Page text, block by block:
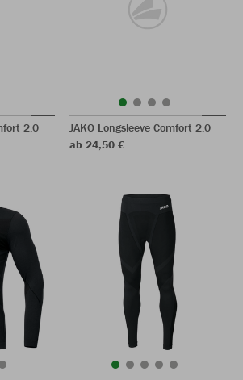
2.0
JAKO Longsleeve Comfort 2.0
ab 24,50 €